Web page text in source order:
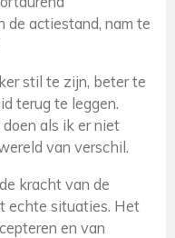
actiestand, nam te
stil te zijn, beter te
terug te leggen.
als ik er niet
van verschil.
kracht van de
echte situaties. Het
en van